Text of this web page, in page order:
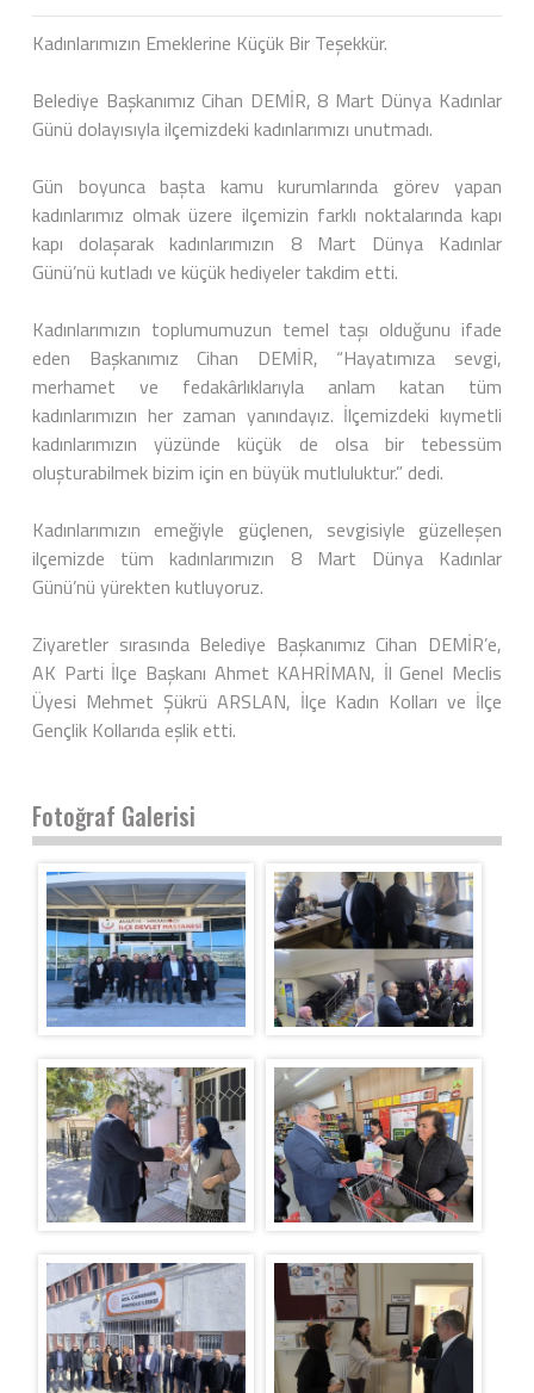
Kadınlarımızın Emeklerine Küçük Bir Teşekkür.
Belediye Başkanımız Cihan DEMİR, 8 Mart Dünya Kadınlar
Günü dolayısıyla ilçemizdeki kadınlarımızı unutmadı.
Gün boyunca başta kamu kurumlarında görev yapan
kadınlarımız olmak üzere ilçemizin farklı noktalarında kapı
kapı dolaşarak kadınlarımızın 8 Mart Dünya Kadınlar
Günü’nü kutladı ve küçük hediyeler takdim etti.
Kadınlarımızın toplumumuzun temel taşı olduğunu ifade
eden Başkanımız Cihan DEMİR, “Hayatımıza sevgi,
merhamet ve fedakârlıklarıyla anlam katan tüm
kadınlarımızın her zaman yanındayız. İlçemizdeki kıymetli
kadınlarımızın yüzünde küçük de olsa bir tebessüm
oluşturabilmek bizim için en büyük mutluluktur.” dedi.
Kadınlarımızın emeğiyle güçlenen, sevgisiyle güzelleşen
ilçemizde tüm kadınlarımızın 8 Mart Dünya Kadınlar
Günü’nü yürekten kutluyoruz.
Ziyaretler sırasında Belediye Başkanımız Cihan DEMİR’e,
AK Parti İlçe Başkanı Ahmet KAHRİMAN, İl Genel Meclis
Üyesi Mehmet Şükrü ARSLAN, İlçe Kadın Kolları ve İlçe
Gençlik Kollarıda eşlik etti.
Fotoğraf Galerisi